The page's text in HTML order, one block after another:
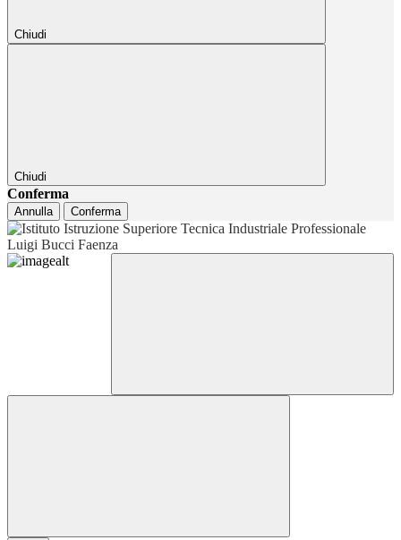
Chiudi
Chiudi
Conferma
Annulla Conferma